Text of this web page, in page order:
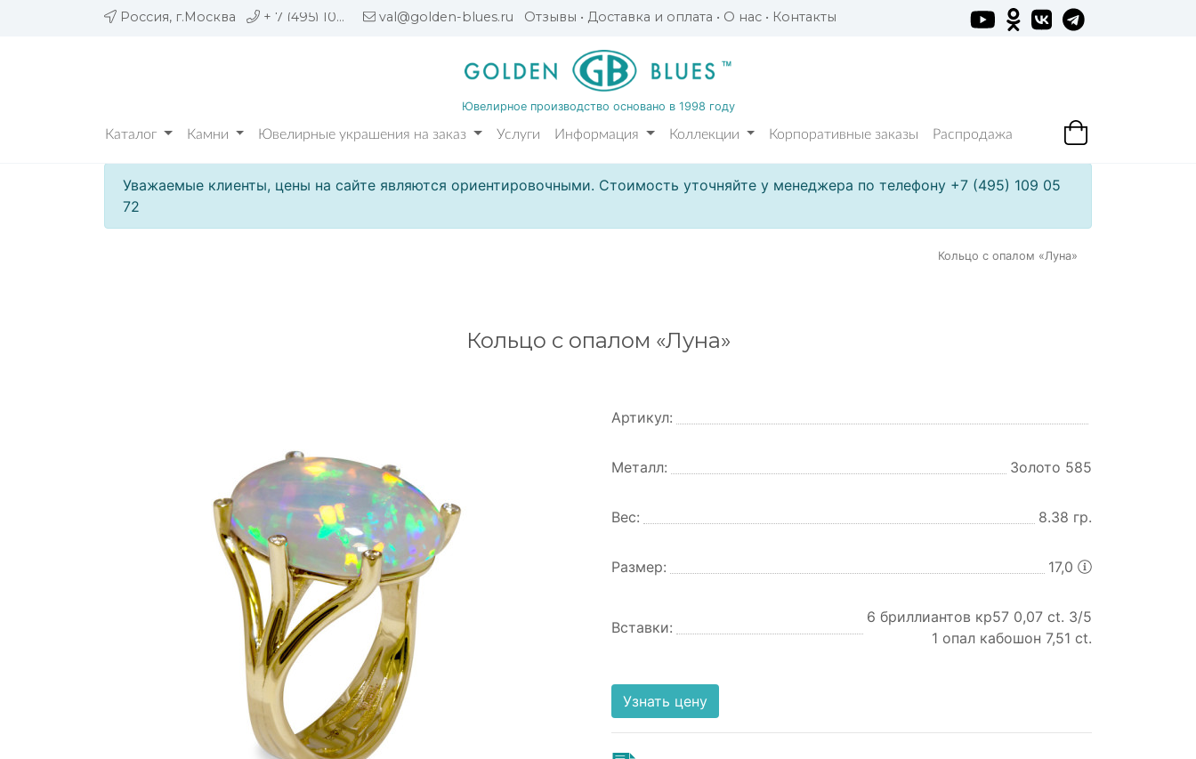
Россия, г.Москва + 7 (495) 109 05 72 val@golden-blues.ru Отзывы • Доставка и оплата • О нас • Контакты
Ювелирное производство основано в 1998 году
Каталог Камни Ювелирные украшения на заказ Услуги Информация Коллекции Корпоративные заказы Распродажа
Уважаемые клиенты, цены на сайте являются ориентировочными. Стоимость уточняйте у менеджера по телефону +7 (495) 109 05
72
Кольцо с опалом «Луна»
Кольцо с опалом «Луна»
Артикул:
Металл: Золото 585
Вес: 8.38 гр.
Размер: 17,0
Вставки:
6 бриллиантов кр57 0,07 ct. 3/5
1 опал кабошон 7,51 ct.
Узнать цену